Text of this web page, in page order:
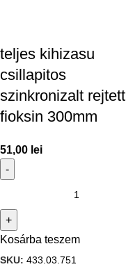
teljes kihizasu
csillapitos
szinkronizalt rejtett
fioksin 300mm
51,00 lei
Kosárba teszem
SKU: 433.03.751